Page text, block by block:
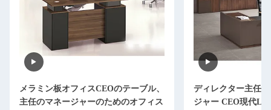
メラミン板オフィスCEOのテーブル、
主任のマネージャーのためのオフィス
ディレクター主任
ジャー CEO現代L